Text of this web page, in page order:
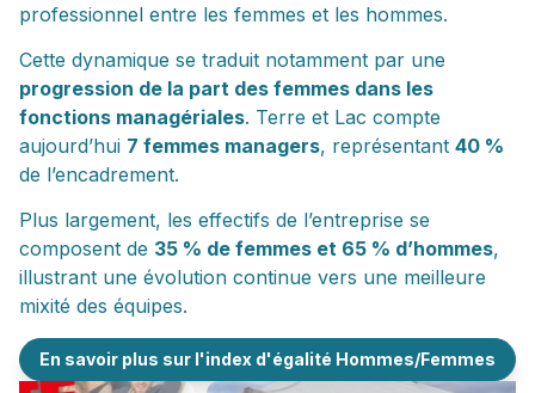
professionnel entre les femmes et les hommes.
Cette dynamique se traduit notamment par une
progression de la part des femmes dans les
fonctions managériales. Terre et Lac compte
aujourd’hui 7 femmes managers, représentant 40 %
de l’encadrement.
Plus largement, les effectifs de l’entreprise se
composent de 35 % de femmes et 65 % d’hommes,
illustrant une évolution continue vers une meilleure
mixité des équipes.
En savoir plus sur l'index d'égalité Hommes/Femmes